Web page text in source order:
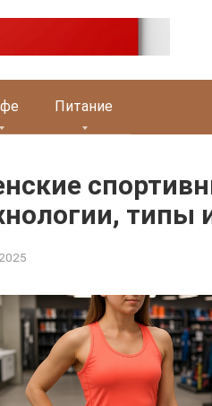
Питание
типы